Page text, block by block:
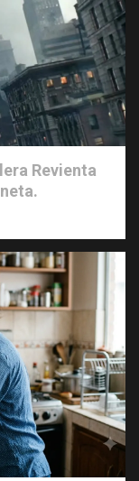
Revienta